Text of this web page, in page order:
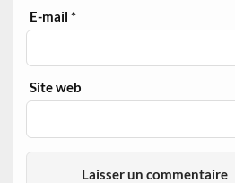
E-mail*
Site web